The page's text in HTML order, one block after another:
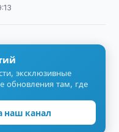
эксклюзивные
обновления там, где
наш канал